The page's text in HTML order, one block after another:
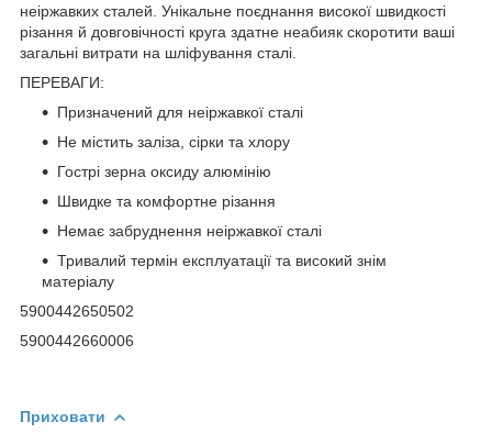
неіржавких сталей. Унікальне поєднання високої швидкості
різання й довговічності круга здатне неабияк скоротити ваші
загальні витрати на шліфування сталі.
ПЕРЕВАГИ:
Призначений для неіржавкої сталі
Не містить заліза, сірки та хлору
Гострі зерна оксиду алюмінію
Швидке та комфортне різання
Немає забруднення неіржавкої сталі
Тривалий термін експлуатації та високий знім
матеріалу
5900442650502
5900442660006
Приховати